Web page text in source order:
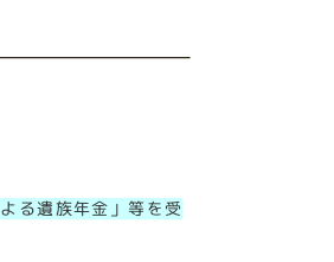
る遺族年金」等を受